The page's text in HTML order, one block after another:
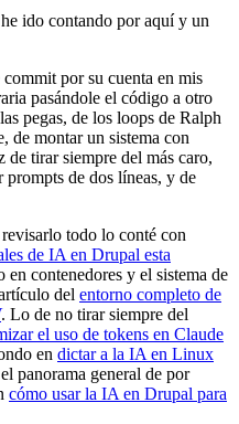
ido contando por aquí y un
por su cuenta en mis
pasándole el código a otro
pegas, de los loops de Ralph
de montar un sistema con
de tirar siempre del más caro,
de dos líneas, y de
todo lo conté con
de IA en Drupal esta
contenedores y el sistema de
del entorno completo de
. Lo de no tirar siempre del
el uso de tokens en Claude
en dictar a la IA en Linux
panorama general de por
cómo usar la IA en Drupal para